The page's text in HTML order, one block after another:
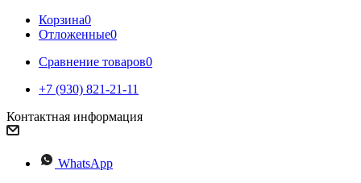
Корзина0
Отложенные0
Сравнение товаров0
+7 (930) 821-21-11
Контактная информация
WhatsApp